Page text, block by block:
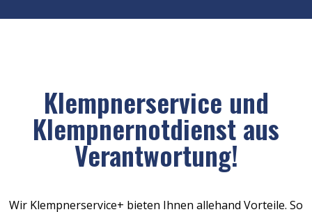
Klempnerservice und
Klempnernotdienst aus
Verantwortung!
Wir Klempnerservice+ bieten Ihnen allehand Vorteile. So